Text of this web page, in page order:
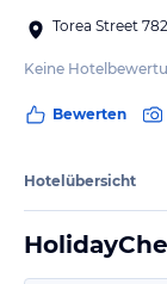
Torea Street
Keine
Bewerten
Hotelübersicht